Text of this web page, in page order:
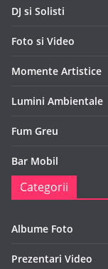
DJ si Solisti
Foto si Video
Momente Artistice
Lumini Ambientale
Fum Greu
Bar Mobil
Categorii
Albume Foto
Prezentari Video